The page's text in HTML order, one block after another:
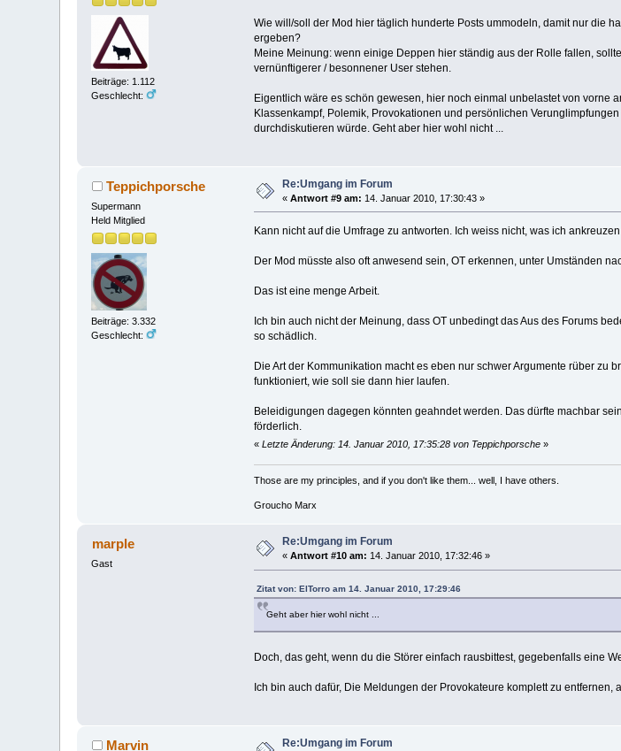
Beiträge: 1.112
Geschlecht:
Wie will/soll der Mod hier täglich hunderte Posts ummodeln, damit nur die
ergeben?
Meine Meinung: wenn einige Deppen hier ständig aus der Rolle fallen,
vernünftigerer / besonnener User stehen.
Eigentlich wäre es schön gewesen, hier noch einmal unbelastet von vorne
Klassenkampf, Polemik, Provokationen und persönlichen
durchdiskutieren würde. Geht aber hier wohl nicht ...
Teppichporsche
Supermann
Held Mitglied
Beiträge: 3.332
Geschlecht:
Re:Umgang im Forum
«Antwort #9 am: 14. Januar 2010, 17:30:43 »
Kann nicht auf die Umfrage zu antworten. Ich weiss nicht, was ich ankreuzen
Der Mod müsste also oft anwesend sein, OT erkennen, unter Umständen
Das ist eine menge Arbeit.
Ich bin auch nicht der Meinung, dass OT unbedingt das Aus des Forums
so schädlich.
Die Art der Kommunikation macht es eben nur schwer Argumente rüber zu
funktioniert, wie soll sie dann hier laufen.
Beleidigungen dagegen könnten geahndet werden. Das dürfte machbar
förderlich.
« Letzte Änderung: 14. Januar 2010, 17:35:28 von Teppichporsche»
Those are my principles, and if you don't like them... well, I have others.
Groucho Marx
marple
Gast
Re:Umgang im Forum
«Antwort #10 am: 14. Januar 2010, 17:32:46 »
Zitat von: ElTorro am 14. Januar 2010, 17:29:46
Geht aber hier wohl nicht ...
Doch, das geht, wenn du die Störer einfach rausbittest, gegebenfalls eine
Ich bin auch dafür, Die Meldungen der Provokateure komplett zu
Marvin Re:Umgang im Forum